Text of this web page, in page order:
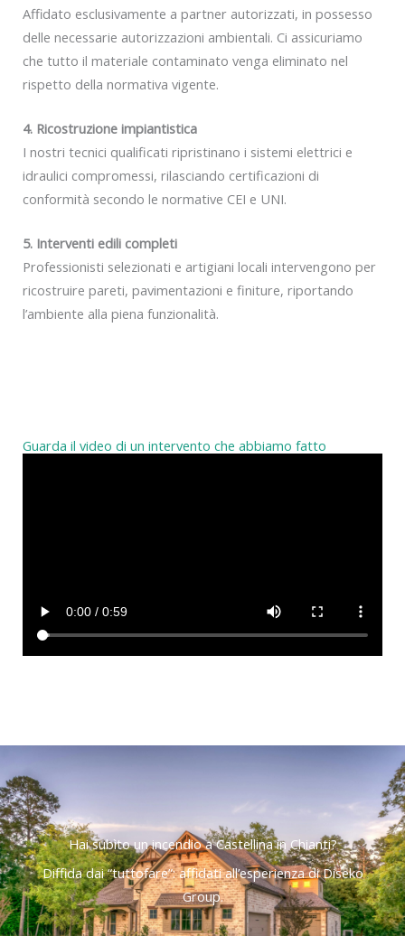
Affidato esclusivamente a partner autorizzati, in possesso
delle necessarie autorizzazioni ambientali. Ci assicuriamo
che tutto il materiale contaminato venga eliminato nel
rispetto della normativa vigente.
4. Ricostruzione impiantistica
I nostri tecnici qualificati ripristinano i sistemi elettrici e
idraulici compromessi, rilasciando certificazioni di
conformità secondo le normative CEI e UNI.
5. Interventi edili completi
Professionisti selezionati e artigiani locali intervengono per
ricostruire pareti, pavimentazioni e finiture, riportando
l’ambiente alla piena funzionalità.
Guarda il video di un intervento che abbiamo fatto
Hai subìto un incendio a Castellina in Chianti?
Diffida dai “tuttofare”: affidati all’esperienza di Diseko
Group.